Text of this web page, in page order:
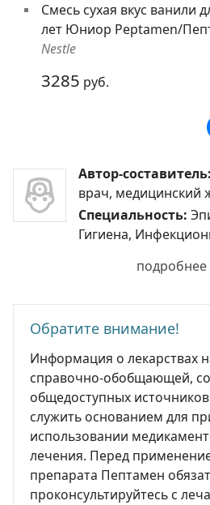
Смесь сухая вкус ванили
лет Юниор Peptamen/
Nestle
3285 руб.
Автор-составитель:
врач, медицинский
Специальность:
Гигиена,
подробнее
Обратите внимание!
Информация о лекарствах
справочно-обобщающей,
общедоступных
служить основанием для
использовании
лечения. Перед
препарата Пептамен
проконсультируйтесь с